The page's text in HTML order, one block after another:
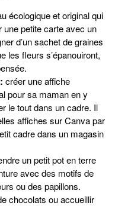
écologique et original qui
petite carte avec un
d’un sachet de graines
les fleurs s’épanouiront,
créer une affiche
pour sa maman en y
le tout dans un cadre. Il
affiches sur Canva par
cadre dans un magasin
un petit pot en terre
avec des motifs de
ou des papillons.
chocolats ou accueillir